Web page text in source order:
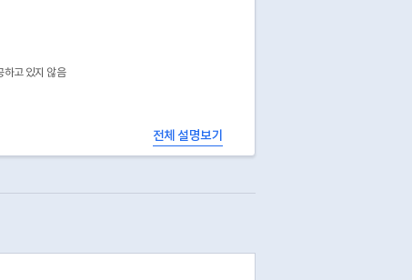
하고 있지 않음
전체 설명보기